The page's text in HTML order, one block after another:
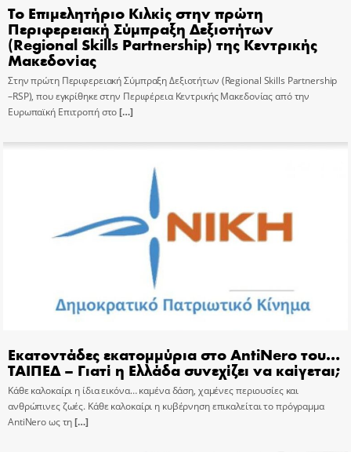
Το Επιμελητήριο Κιλκίς στην πρώτη
Περιφερειακή Σύμπραξη Δεξιοτήτων
(Regional Skills Partnership) της Κεντρικής
Μακεδονίας
Στην πρώτη Περιφερειακή Σύμπραξη Δεξιοτήτων (Regional Skills Partnership
–RSP), που εγκρίθηκε στην Περιφέρεια Κεντρικής Μακεδονίας από την
Ευρωπαϊκή Επιτροπή στο[…]
Εκατοντάδες εκατομμύρια στο AntiNero του…
ΤΑΙΠΕΔ – Γιατί η Ελλάδα συνεχίζει να καίγεται;
Κάθε καλοκαίρι η ίδια εικόνα… καμένα δάση, χαμένες περιουσίες και
ανθρώπινες ζωές. Κάθε καλοκαίρι η κυβέρνηση επικαλείται το πρόγραμμα
AntiNero ως τη[…]